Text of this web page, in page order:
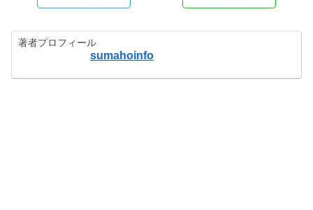
著者プロフィール
sumahoinfo